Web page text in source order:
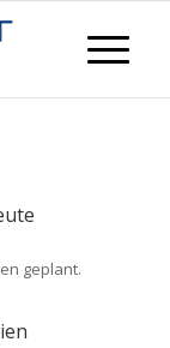
geplant.